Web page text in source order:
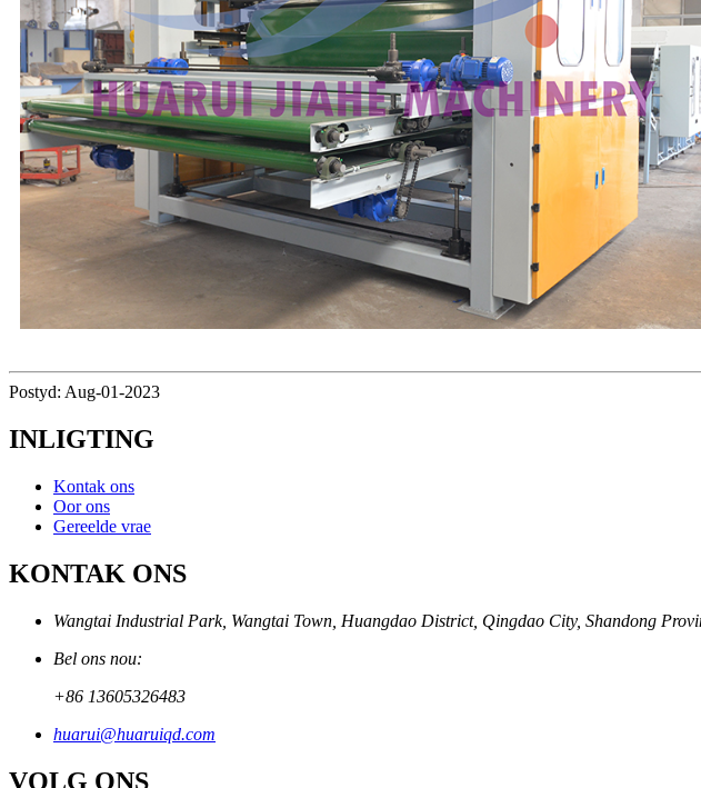
Postyd: Aug-01-2023
INLIGTING
Kontak ons
Oor ons
Gereelde vrae
KONTAK ONS
Wangtai Industrial Park, Wangtai Town, Huangdao District, Qingdao City, Shandong
Bel ons nou:
+86 13605326483
huarui@huaruiqd.com
VOLG ONS